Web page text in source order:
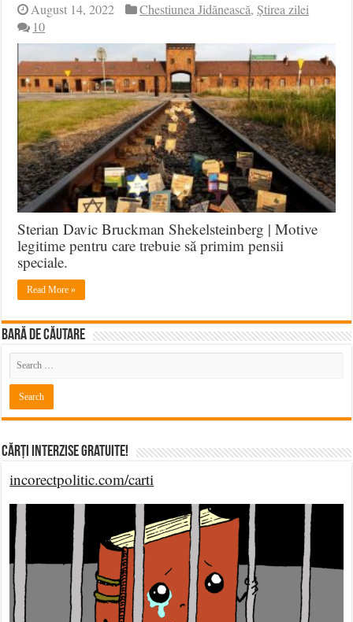
August 14, 2022 Chestiunea Jidănească,Știrea zilei
10
Sterian Davic Bruckman Shekelsteinberg | Motive
legitime pentru care trebuie să primim pensii
speciale.
Read More »
BARĂ DE CĂUTARE
Cărți Interzise Gratuite!
incorectpolitic.com/carti